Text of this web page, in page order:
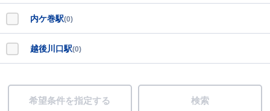
内ケ巻駅(0)
越後川口駅(0)
希望条件を指定する 検索